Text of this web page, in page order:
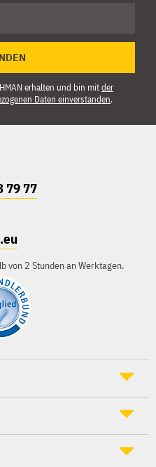
erhalten und bin mitder
Daten einverstanden.
79 77
von 2 Stunden an Werktagen.